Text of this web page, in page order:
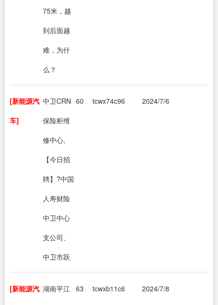
75米，越
到后面越
难，为什
么？
[新能源汽
车]
中卫CRN
保险柜维
修中心,
【今日招
聘】?中国
人寿财险
中卫中心
支公司、
中卫市跃
60 tcwx74c96 2024/7/6
[新能源汽 湖南平江
63 tcwxb11c6 2024/7/8